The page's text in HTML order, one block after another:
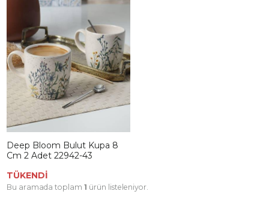
Deep Bloom Bulut Kupa 8
Cm 2 Adet 22942-43
TÜKENDİ
Bu aramada toplam 1 ürün listeleniyor.